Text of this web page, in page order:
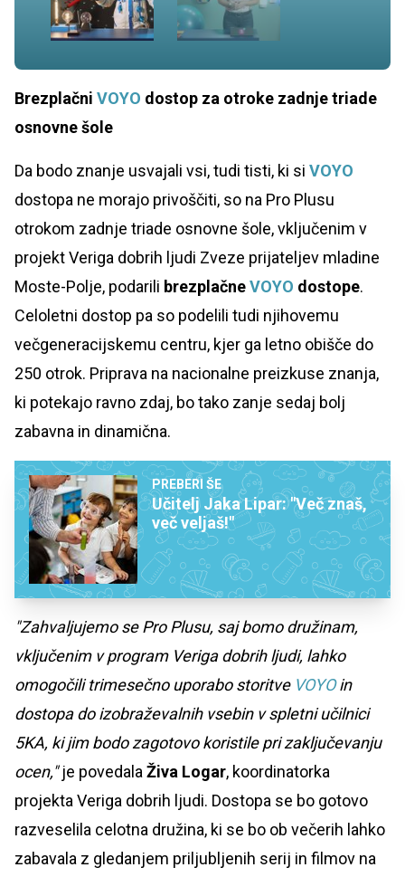
Brezplačni VOYO dostop za otroke zadnje triade
osnovne šole
Da bodo znanje usvajali vsi, tudi tisti, ki si VOYO
dostopa ne morajo privoščiti, so na Pro Plusu
otrokom zadnje triade osnovne šole, vključenim v
projekt Veriga dobrih ljudi Zveze prijateljev mladine
Moste-Polje, podarili brezplačneVOYO dostope.
Celoletni dostop pa so podelili tudi njihovemu
večgeneracijskemu centru, kjer ga letno obišče do
250 otrok. Priprava na nacionalne preizkuse znanja,
ki potekajo ravno zdaj, bo tako zanje sedaj bolj
zabavna in dinamična.
PREBERI ŠE
Učitelj Jaka Lipar: "Več znaš,
več veljaš!"
"Zahvaljujemo se Pro Plusu, saj bomo družinam,
vključenim v program Veriga dobrih ljudi, lahko
omogočili trimesečno uporabo storitve VOYOin
dostopa do izobraževalnih vsebin v spletni učilnici
5KA, ki jim bodo zagotovo koristile pri zaključevanju
ocen,"je povedalaŽiva Logar, koordinatorka
projekta Veriga dobrih ljudi. Dostopa se bo gotovo
razveselila celotna družina, ki se bo ob večerih lahko
zabavala z gledanjem priljubljenih serij in filmov na